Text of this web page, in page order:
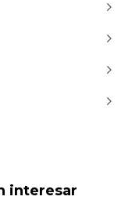
interesar